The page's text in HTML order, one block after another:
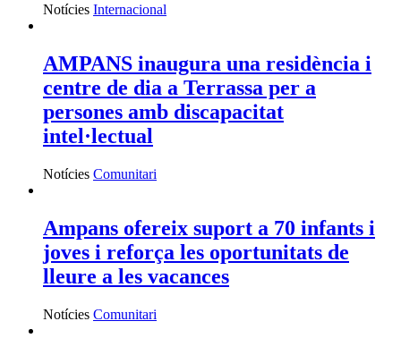
Notícies Internacional
AMPANS inaugura una residència i
centre de dia a Terrassa per a
persones amb discapacitat
intel·lectual
Notícies Comunitari
Ampans ofereix suport a 70 infants i
joves i reforça les oportunitats de
lleure a les vacances
Notícies Comunitari